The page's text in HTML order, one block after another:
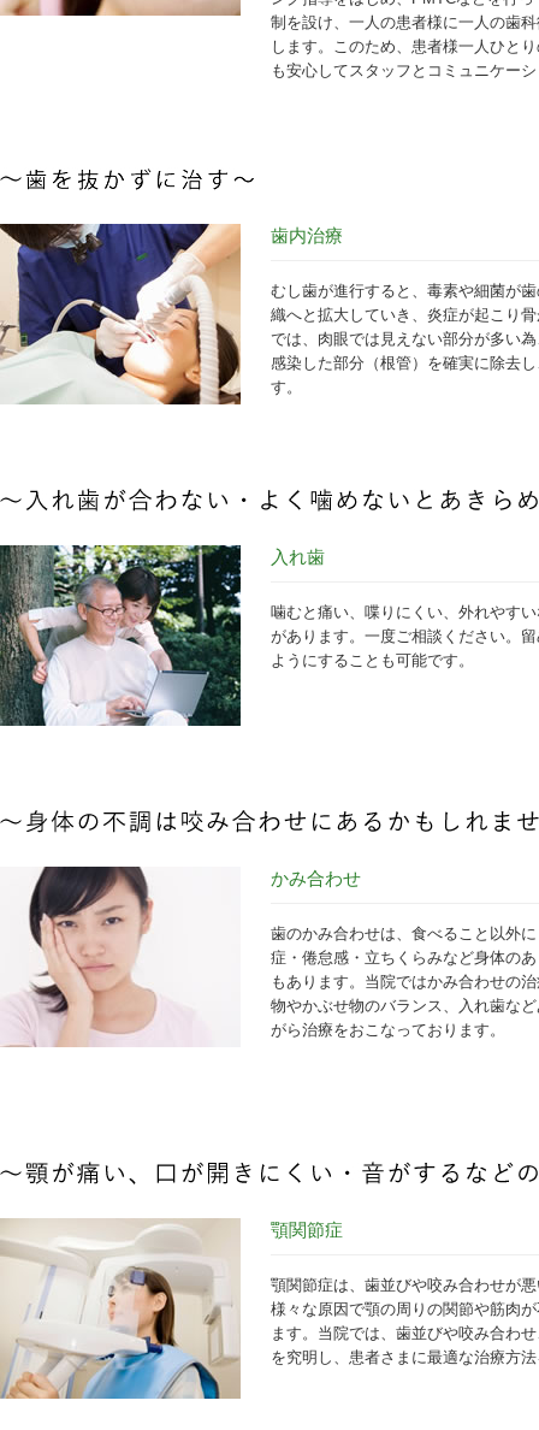
制を設け、一人の患者様に一人の歯
します。このため、患者様一人ひと
も安心してスタッフとコミュニケー
歯内治療
むし歯が進行すると、毒素や細菌が
織へと拡大していき、炎症が起こり
では、肉眼では見えない部分が多い
感染した部分（根管）を確実に除去
す。
入れ歯
噛むと痛い、喋りにくい、外れやす
があります。一度ご相談ください。
ようにすることも可能です。
かみ合わせ
歯のかみ合わせは、食べること以外
症・倦怠感・立ちくらみなど身体の
もあります。当院ではかみ合わせの
物やかぶせ物のバランス、入れ歯な
がら治療をおこなっております。
顎関節症
顎関節症は、歯並びや咬み合わせが
様々な原因で顎の周りの関節や筋肉
ます。当院では、歯並びや咬み合わ
を究明し、患者さまに最適な治療方